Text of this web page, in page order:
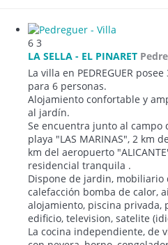
6 3
LA SELLA - EL PINARET
La villa en PEDREGUER
para 6 personas.
Alojamiento confortable y
al jardín.
Se encuentra junto al campo
playa "LAS MARINAS", 2 km
km del aeropuerto
residencial tranquila .
Dispone de jardin, mobiliario
calefacción bomba de calor,
alojamiento, piscina
edificio, television, satelite
La cocina independiente, de